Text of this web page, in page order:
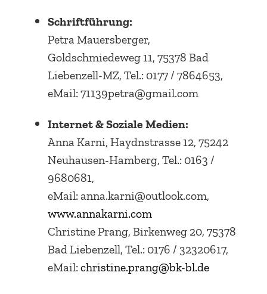
Schriftführung:
Petra Mauersberger,
Goldschmiedeweg 11, 75378 Bad
Liebenzell-MZ, Tel.: 0177 / 7864653,
eMail: 71139petra@gmail.com
Internet & Soziale Medien:
Anna Karni, Haydnstrasse 12, 75242
Neuhausen-Hamberg, Tel.: 0163 /
9680681,
eMail: anna.karni@outlook.com,
www.annakarni.com
Christine Prang, Birkenweg 20, 75378
Bad Liebenzell, Tel.: 0176 / 32320617,
eMail:christine.prang@bk-bl.de